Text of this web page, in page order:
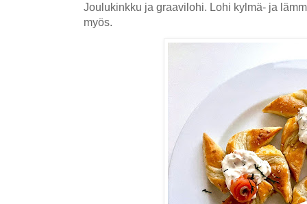
Joulukinkku ja graavilohi. Lohi kylmä- ja
myös.